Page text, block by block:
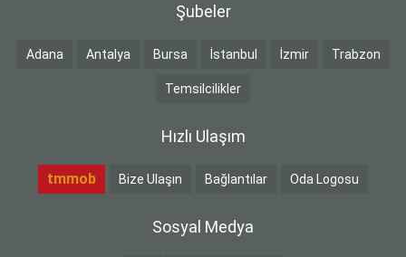
Şubeler
Adana Antalya Bursa İstanbul İzmir Trabzon
Temsilcilikler
Hızlı Ulaşım
tmmob Bize Ulaşın Bağlantılar Oda Logosu
Sosyal Medya